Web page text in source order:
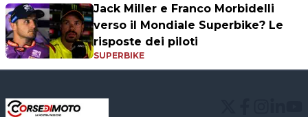
Jack Miller e Franco Morbidelli
verso il Mondiale Superbike? Le
risposte dei piloti
SUPERBIKE